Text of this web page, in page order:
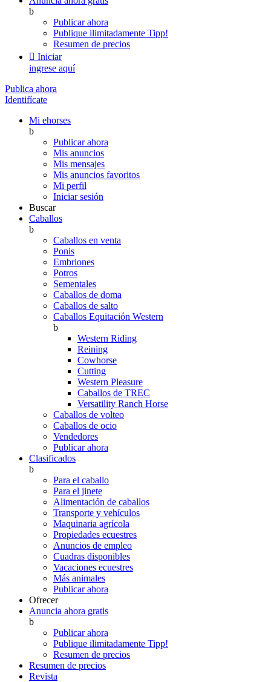
b
Publicar ahora
Publique ilimitadamente Tipp!
Resumen de precios
 Iniciar
ingrese aquí
Publica ahora
Identifícate
Mi ehorses
b
Publicar ahora
Mis anuncios
Mis mensajes
Mis anuncios favoritos
Mi perfil
Iniciar sesión
Buscar
Caballos
b
Caballos en venta
Ponis
Embriones
Potros
Sementales
Caballos de doma
Caballos de salto
Caballos Equitación Western
b
Western Riding
Reining
Cowhorse
Cutting
Western Pleasure
Caballos de TREC
Versatility Ranch Horse
Caballos de volteo
Caballos de ocio
Vendedores
Publicar ahora
Clasificados
b
Para el caballo
Para el jinete
Alimentación de caballos
Transporte y vehículos
Maquinaria agrícola
Propiedades ecuestres
Anuncios de empleo
Cuadras disponibles
Vacaciones ecuestres
Más animales
Publicar ahora
Ofrecer
Anuncia ahora gratis
b
Publicar ahora
Publique ilimitadamente Tipp!
Resumen de precios
Resumen de precios
Revista